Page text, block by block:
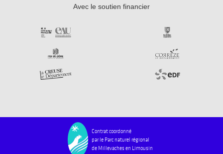
Avec le soutien financier
Contrat coordonné
par le Parc naturel régional
de Millevaches en Limousin